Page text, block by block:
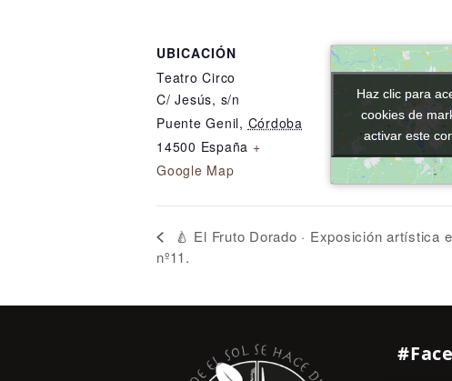
UBICACIÓN
Teatro Circo
C/ Jesús, s/n
Puente Genil, Córdoba
14500 España +
Google Map
Haz clic para
cookies de
activar este
Haz clic para
cookies de
activar este
🍐 El Fruto Dorado · Exposición artística
nº11.